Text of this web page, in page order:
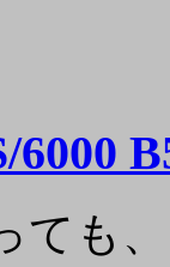
6000
ても